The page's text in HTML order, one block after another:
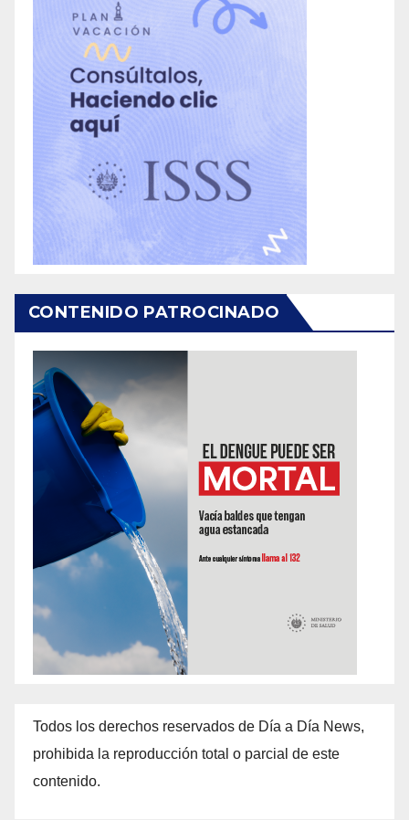
CONTENIDO PATROCINADO
Todos los derechos reservados de Día a Día News,
prohibida la reproducción total o parcial de este
contenido.